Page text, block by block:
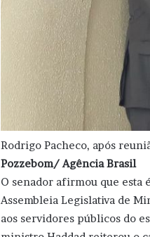
Rodrigo Pacheco, após
Pozzebom/ Agência Brasil
O senador afirmou que esta
Assembleia Legislativa de
aos servidores públicos do